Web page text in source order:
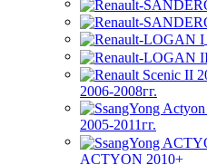
2006-2008гг.
2005-2011гг.
ACTYON 2010+